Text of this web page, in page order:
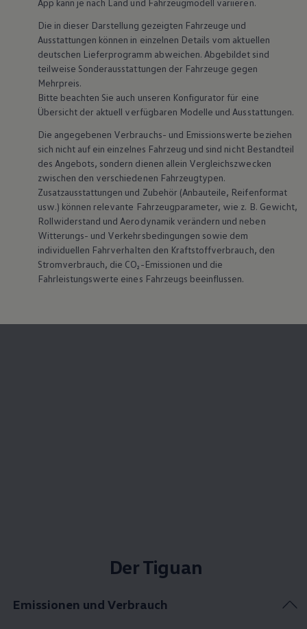
Der Tiguan
Emissionen und Verbrauch
App kann je nach Land und Fahrzeugmodell variieren.
Die in dieser Darstellung gezeigten Fahrzeuge und
Ausstattungen können in einzelnen Details vom aktuellen
deutschen Lieferprogramm abweichen. Abgebildet sind
teilweise Sonderausstattungen der Fahrzeuge gegen
Mehrpreis.
Bitte beachten Sie auch unseren Konfigurator für eine
Übersicht der aktuell verfügbaren Modelle und Ausstattungen.
Die angegebenen Verbrauchs- und Emissionswerte beziehen
sich nicht auf ein einzelnes Fahrzeug und sind nicht Bestandteil
des Angebots, sondern dienen allein Vergleichszwecken
zwischen den verschiedenen Fahrzeugtypen.
Zusatzausstattungen und Zubehör (Anbauteile, Reifenformat
usw.) können relevante Fahrzeugparameter, wie z. B. Gewicht,
Rollwiderstand und Aerodynamik verändern und neben
Witterungs- und Verkehrsbedingungen sowie dem
individuellen Fahrverhalten den Kraftstoffverbrauch, den
Stromverbrauch, die CO₂-Emissionen und die
Fahrleistungswerte eines Fahrzeugs beeinflussen.